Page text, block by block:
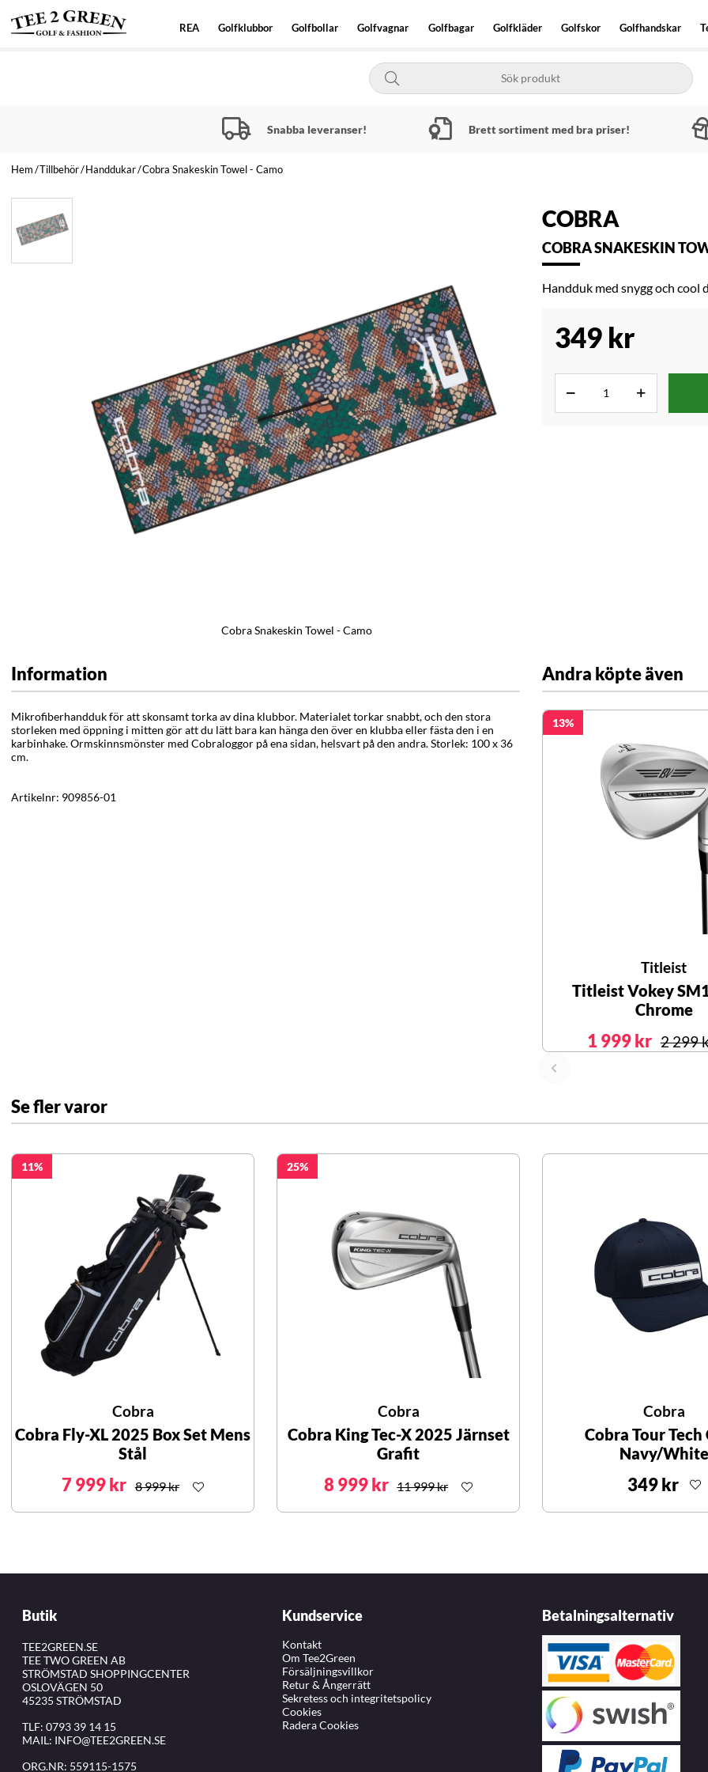
REA Golfklubbor Golfbollar Golfvagnar Golfbagar Golfkläder Golfskor Golfhandskar
Snabba leveranser! Brett sortiment med bra priser!
Hem Tillbehör Handdukar Cobra Snakeskin Towel - Camo
Cobra Snakeskin Towel - Camo
COBRA
COBRA SNAKESKIN
Handduk med snygg och cool
349 kr
Information
Mikrofiberhandduk för att skonsamt torka av dina klubbor. Materialet torkar snabbt, och den stora
storleken med öppning i mitten gör att du lätt bara kan hänga den över en klubba eller fästa den i en
karbinhake. Ormskinnsmönster med Cobraloggor på ena sidan, helsvart på den andra. Storlek: 100 x 36
cm.
Artikelnr: 909856-01
Andra köpte även
13
Titleist
Titleist Vokey
Chrome
1 999 kr 2 299
Se fler varor
11
Cobra
Cobra Fly-XL 2025 Box Set Mens
Stål
7 999 kr 8 999 kr
25
Cobra
Cobra King Tec-X 2025 Järnset
Grafit
8 999 kr 11 999 kr
Cobra
Cobra Tour Tech
Navy/White
349 kr
Butik
TEE2GREEN.SE
TEE TWO GREEN AB
STRÖMSTAD SHOPPINGCENTER
OSLOVÄGEN 50
45235 STRÖMSTAD
TLF: 0793 39 14 15
MAIL: INFO@TEE2GREEN.SE
ORG.NR: 559115-1575
Kundservice
Kontakt
Om Tee2Green
Försäljningsvillkor
Retur & Ångerrätt
Sekretess och integritetspolicy
Cookies
Radera Cookies
Betalningsalternativ